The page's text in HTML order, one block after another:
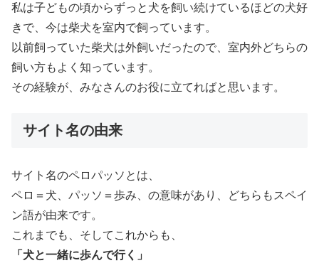
私は子どもの頃からずっと犬を飼い続けているほどの犬好
きで、今は柴犬を室内で飼っています。
以前飼っていた柴犬は外飼いだったので、室内外どちらの
飼い方もよく知っています。
その経験が、みなさんのお役に立てればと思います。
サイト名の由来
サイト名のペロパッソとは、
ペロ＝犬、パッソ＝歩み、の意味があり、どちらもスペイ
ン語が由来です。
これまでも、そしてこれからも、
「犬と一緒に歩んで行く」